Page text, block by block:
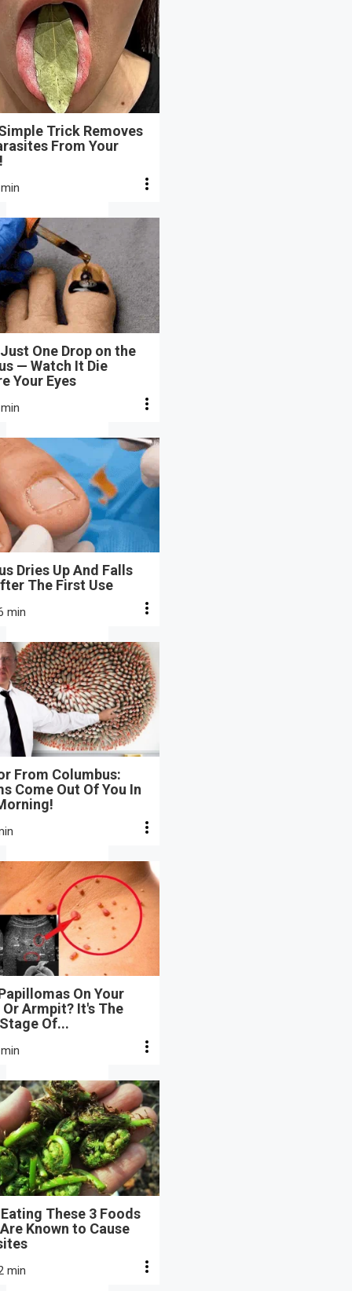
Trick Removes
From Your
One Drop on the
— Watch It Die
Your Eyes
Dries Up And Falls
The First Use
min
From Columbus:
Come Out Of You In
On Your
Armpit? It's The
Of...
These 3 Foods
Known to Cause
min